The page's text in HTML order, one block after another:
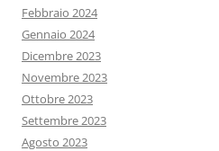
Febbraio 2024
Gennaio 2024
Dicembre 2023
Novembre 2023
Ottobre 2023
Settembre 2023
Agosto 2023